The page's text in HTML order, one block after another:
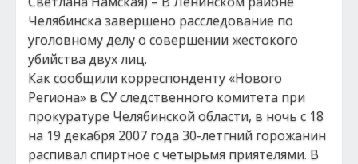
Челябинска завершено расследование по
уголовному делу о совершении жестокого
убийства двух лиц.
Как сообщили корреспонденту «Нового
Региона» в СУ следственного комитета при
прокуратуре Челябинской области, в ночь с 18
на 19 декабря 2007 года 30-летгний горожанин
распивал спиртное с четырьмя приятелями. В